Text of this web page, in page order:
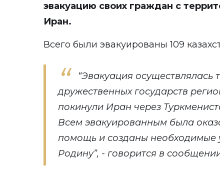
эвакуацию своих граждан с
Иран.
Всего были эвакуированы 109
“Эвакуация осуществлялась
дружественных государств
покинули Иран через
Всем эвакуированным была
помощь и созданы необходимые
Родину”, - говорится в